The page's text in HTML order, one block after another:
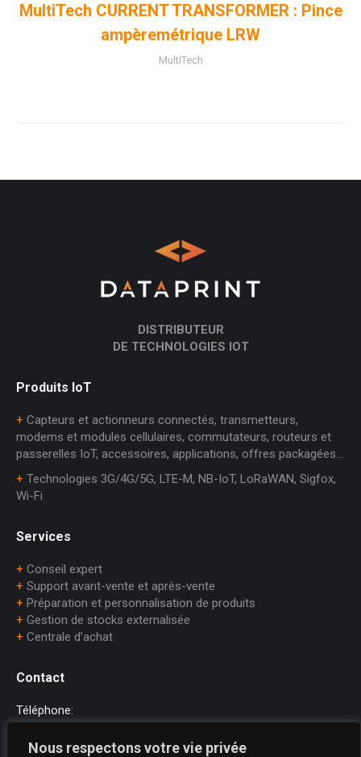
Nous respectons votre vie privée
MultiTech CURRENT TRANSFORMER : Pince
ampèremétrique LRW
MultiTech
DISTRIBUTEUR
DE TECHNOLOGIES IOT
Produits IoT
+ Capteurs et actionneurs connectés, transmetteurs,
modems et modules cellulaires, commutateurs, routeurs et
passerelles IoT, accessoires, applications, offres packagées…
+ Technologies 3G/4G/5G, LTE-M, NB-IoT, LoRaWAN, Sigfox,
Wi-Fi
Services
+ Conseil expert
+ Support avant-vente et après-vente
+ Préparation et personnalisation de produits
+ Gestion de stocks externalisée
+ Centrale d’achat
Contact
Téléphone: